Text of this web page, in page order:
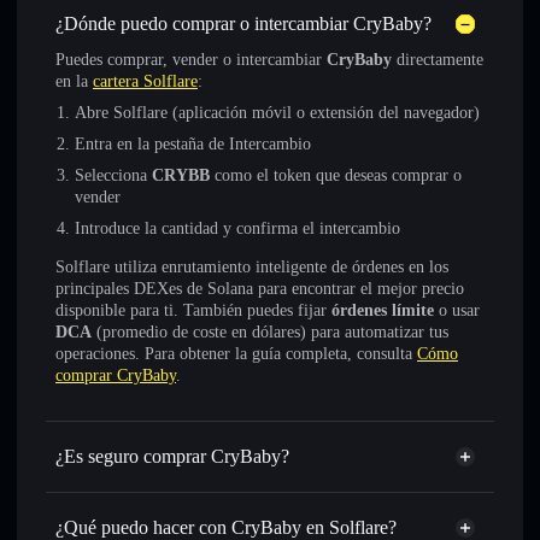
¿Dónde puedo comprar o intercambiar CryBaby?
Puedes comprar, vender o intercambiar CryBaby directamente
en la cartera Solflare:
Abre Solflare (aplicación móvil o extensión del navegador)
Entra en la pestaña de Intercambio
Selecciona CRYBB como el token que deseas comprar o
vender
Introduce la cantidad y confirma el intercambio
Solflare utiliza enrutamiento inteligente de órdenes en los
principales DEXes de Solana para encontrar el mejor precio
disponible para ti. También puedes fijar órdenes límite o usar
DCA (promedio de coste en dólares) para automatizar tus
operaciones. Para obtener la guía completa, consulta Cómo
comprar CryBaby.
¿Es seguro comprar CryBaby?
CryBaby token verificado
¿Qué puedo hacer con CryBaby en Solflare?